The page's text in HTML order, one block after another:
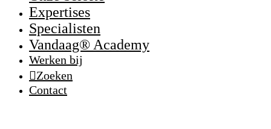
Expertises
Specialisten
Vandaag® Academy
Werken bij
Zoeken
Contact